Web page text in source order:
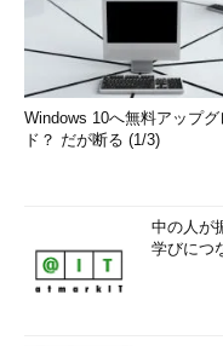
Windows 10へ無料アップグ
ド？ だが断る (1/3)
中の人が
学びにつ